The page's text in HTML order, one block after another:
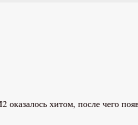
оказалось хитом, после чего